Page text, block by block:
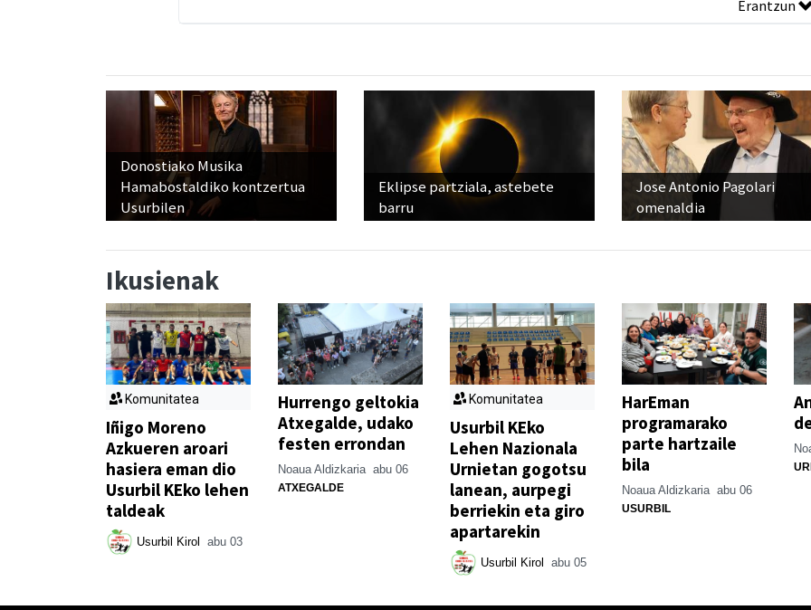
Erantzun
Donostiako Musika
Hamabostaldiko kontzertua
Usurbilen
Eklipse partziala, astebete
barru
Jose Antonio Pagolari
omenaldia
Ikusienak
Komunitatea
Iñigo Moreno
Azkueren aroari
hasiera eman dio
Usurbil KEko lehen
taldeak
Usurbil Kirol abu 03
Hurrengo geltokia
Atxegalde, udako
festen errondan
Noaua Aldizkaria abu 06
ATXEGALDE
Komunitatea
Usurbil KEko
Lehen Nazionala
Urnietan gogotsu
lanean, aurpegi
berriekin eta giro
apartarekin
Usurbil Kirol abu 05
HarEman
programarako
parte hartzaile
bila
Noaua Aldizkaria abu 06
USURBIL